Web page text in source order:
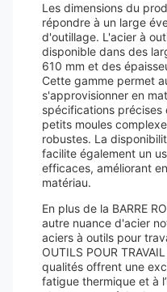
Les dimensions du
répondre à un large
d'outillage. L'acier à
disponible dans des
610 mm et des
Cette gamme permet
s'approvisionner en
spécifications
petits moules
robustes. La
facilite également un
efficaces, améliorant
matériau.
En plus de la BARRE
autre nuance d'acier
aciers à outils pour
OUTILS POUR
qualités offrent une
fatigue thermique et à